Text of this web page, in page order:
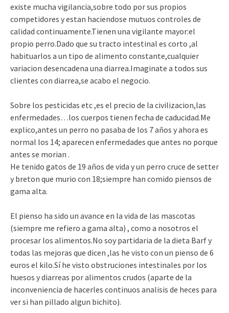
existe mucha vigilancia,sobre todo por sus propios
competidores y estan haciendose mutuos controles de
calidad continuamente.Tienen una vigilante mayor:el
propio perro.Dado que su tracto intestinal es corto ,al
habituarlos a un tipo de alimento constante,cualquier
variacion desencadena una diarrea.Imaginate a todos sus
clientes con diarrea,se acabo el negocio.
Sobre los pesticidas etc ,es el precio de la civilizacion,las
enfermedades…los cuerpos tienen fecha de caducidad.Me
explico,antes un perro no pasaba de los 7 años y ahora es
normal los 14; aparecen enfermedades que antes no porque
antes se morian .
He tenido gatos de 19 años de vida y un perro cruce de setter
y breton que murio con 18;siempre han comido piensos de
gama alta.
El pienso ha sido un avance en la vida de las mascotas
(siempre me refiero a gama alta) , como a nosotros el
procesar los alimentos.No soy partidaria de la dieta Barf y
todas las mejoras que dicen ,las he visto con un pienso de 6
euros el kilo.Sí he visto obstruciones intestinales por los
huesos y diarreas por alimentos crudos (aparte de la
inconveniencia de hacerles continuos analisis de heces para
ver si han pillado algun bichito).